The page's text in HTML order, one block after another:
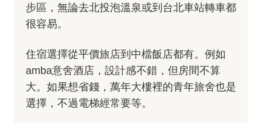
步區，無論去北投泡溫泉或到台北車站轉車都
很容易。
住宿選擇從平價旅店到中檔飯店都有。例如
amba意舍酒店，設計感不錯，但房間不算
大。如果想省錢，萬年大樓裡的青年旅舍也是
選擇，不過電梯經常要等。